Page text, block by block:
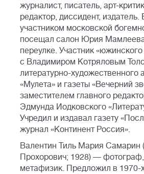
журналист, писатель, арт-
редактор, диссидент,
участником московской
посещал салон Юрия
переулке. Участник
с Владимиром Котряловым
литературно-художественного
«Мулета» и газеты «Вечерний
заместителем главного
Эдмунда Иодковского
Учредил и издавал газету
журнал «Континент Россия».
Валентин Тиль Мария Самарин
Прохорович; 1928) —
метафизик. Предложил в 1970-